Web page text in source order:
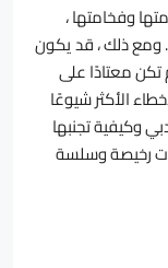
وفخامتها ،
ومع ذلك ، قد يكون
تكن معتادًا على
الأكثر شيوعًا
وكيفية تجنبها
رخيصة وسلسة